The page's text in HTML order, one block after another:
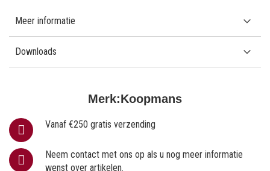
Merk:Koopmans
Vanaf €250 gratis verzending
Neem contact met ons op als u nog meer informatie
wenst over artikelen.
Meer informatie
Downloads